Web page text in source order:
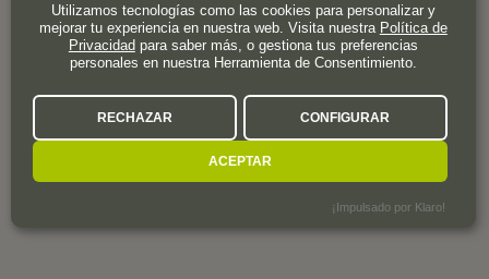
LOCALIZACIÓN Y OTROS DATOS DE
INTERÉS
Utilizamos tecnologías como las cookies para personalizar y
mejorar tu experiencia en nuestra web. Visita nuestra Política de
Privacidadpara saber más, o gestiona tus preferencias
personales en nuestra Herramienta de Consentimiento.
RECHAZAR CONFIGURAR
ACEPTAR
¡Impulsado por Klaro!